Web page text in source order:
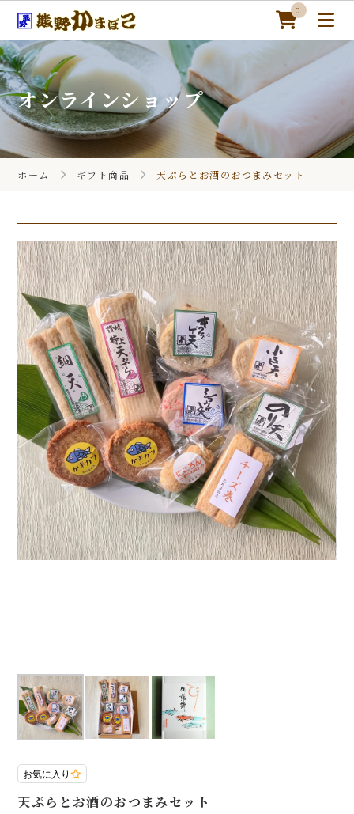
0
ホーム
季節のギフト
かまぼこレシピ
カートを見る
マイページ
会員登録
ログイン
お問合せ
店舗・工場紹介
熊野かまぼこの取り組み
オンラインショップ
ホーム ギフト商品 天ぷらとお酒のおつまみセット
お気に入り
天ぷらとお酒のおつまみセット